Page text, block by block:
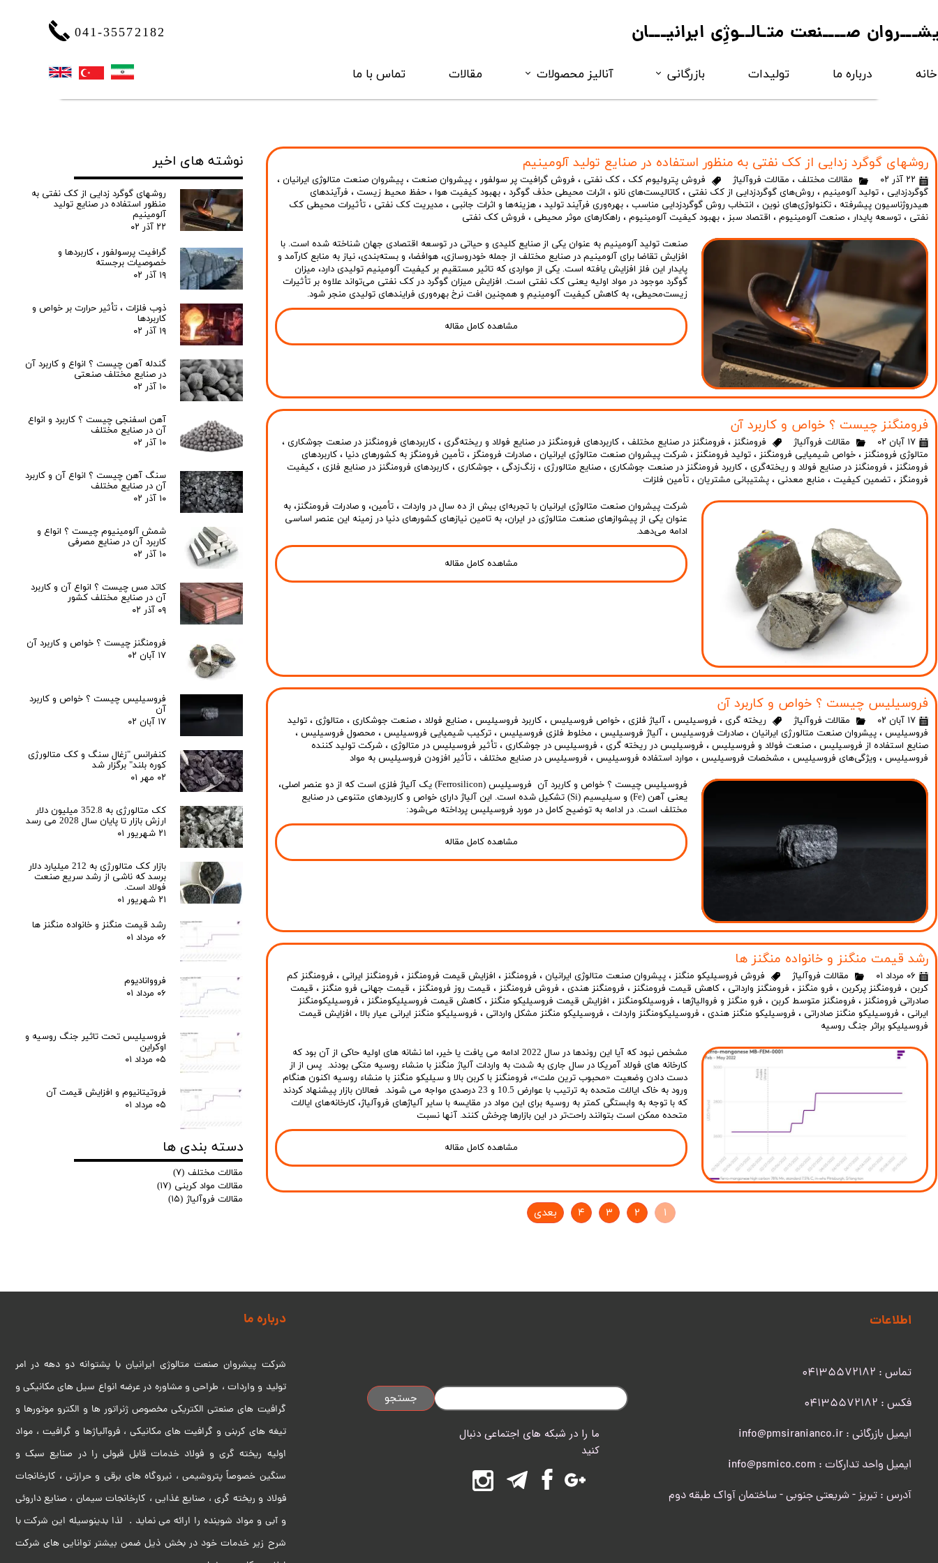
خانه درباره ما تولیدات
بازرگانی
مواد کربـــــــنی
آنالیز محصولات
فروآلیاژ
مواد کربنی
مقالات تماس با ما
صــــنعت متـالــوژِی ایرانیـــان 041-35572182
روشهای گوگرد زدایی از کک نفتی به منظور استفاده در صنایع تولید آلومینیم
۲۲ آذر ۰۲ مقالات مختلف ، مقالات فروآلیاژ فروش پترولیوم کک ،کک نفتی ، فروش گرافیت پر سولفور ،پیشروان صنعت ،پیشروان صنعت متالوژی ایرانیان ،
گوگردزدایی ،تولید آلومینیم ، روش‌های گوگردزدایی از کک نفتی ،کاتالیست‌های نانو ، اثرات محیطی حذف گوگرد ،بهبود کیفیت هوا ،حفظ محیط زیست ، فرآیندهای
هیدروژناسیون پیشرفته ،تکنولوژی‌های نوین ، انتخاب روش گوگردزدایی مناسب ،بهره‌وری فرآیند تولید ،هزینه‌ها و اثرات جانبی ، مدیریت کک نفتی ،تأثیرات محیطی کک
نفتی ،توسعه پایدار ،صنعت آلومینیوم ، اقتصاد سبز ،بهبود کیفیت آلومینیوم ، راهکارهای موثر محیطی ، فروش کک نفتی
صنعت تولید آلومینیم به عنوان یکی از صنایع کلیدی و حیاتی در توسعه اقتصادی جهان شناخته شده است. با
افزایش تقاضا برای آلومینیم در صنایع مختلف از جمله خودروسازی، هوافضا، و بسته‌بندی، نیاز به منابع کارآمد و
پایدار این فلز افزایش یافته است. یکی از مواردی که تاثیر مستقیم بر کیفیت آلومینیم تولیدی دارد، میزان
گوگرد موجود در مواد اولیه یعنی کک نفتی است. افزایش میزان گوگرد در کک نفتی می‌تواند علاوه بر تأثیرات
زیست‌محیطی، به کاهش کیفیت آلومینیم و همچنین افت نرخ بهره‌وری فرایندهای تولیدی منجر شود.
مشاهده کامل مقاله
فرومنگنز چیست ؟ خواص و کاربرد آن
۱۷ آبان ۰۲ مقالات فروآلیاژ فرومنگنز ، فرومنگنز در صنایع مختلف ،کاربردهای فرومنگنز در صنایع فولاد و ریخته‌گری ،کاربردهای فرومنگنز در صنعت جوشکاری ،
متالوژی فرومنگنز ،خواص شیمیایی فرومنگنز ،تولید فرومنگنز ،شرکت پیشروان صنعت متالوژی ایرانیان ،صادرات فرومنگز ،تأمین فرومنگز به کشورهای دنیا ،کاربردهای
فرومنگنز ، فرومنگنز در صنایع فولاد و ریخته‌گری ،کاربرد فرومنگنز در صنعت جوشکاری ،صنایع متالورژی ،زنگ‌زدگی ، جوشکاری ،کاربردهای فرومنگنز در صنایع فلزی ،کیفیت
فرومنگز ،تضمین کیفیت ، منابع معدنی ،پشتیبانی مشتریان ،تأمین فلزات
شرکت پیشروان صنعت متالوژی ایرانیان با تجربه‌ای بیش از ده سال در واردات ، تأمین، و صادرات فرومنگنز، به
عنوان یکی از پیشوازهای صنعت متالوژی در ایران، به تامین نیازهای کشورهای دنیا در زمینه این عنصر اساسی
ادامه می‌دهد.
مشاهده کامل مقاله
فروسیلیس چیست ؟ خواص و کاربرد آن
۱۷ آبان ۰۲ مقالات فروآلیاژ ریخته گری ، فروسیلیس ،آلیاژ فلزی ،خواص فروسیلیس ،کاربرد فروسیلیس ،صنایع فولاد ،صنعت جوشکاری ، متالوژی ،تولید
فروسیلیس ،پیشروان صنعت متالورژی ایرانیان ،صادرات فروسیلیس ،آلیاژ فروسیلیس ، مخلوط فلزی فروسیلیس ،ترکیب شیمیایی فروسیلیس ، محصول فروسیلیس ،
صنایع استفاده از فروسیلیس ،صنعت فولاد و فروسیلیس ، فروسیلیس در ریخته گری ، فروسیلیس در جوشکاری ،تأثیر فروسیلیس در متالوژی ،شرکت تولید کننده
فروسیلیس ، ویژگی‌های فروسیلیس ، مشخصات فروسیلیس ، موارد استفاده فروسیلیس ، فروسیلیس در صنایع مختلف ،تأثیر افزودن فروسیلیس به مواد
فروسیلیس چیست ؟ خواص و کاربرد آن فروسیلیس (Ferrosilicon) یک آلیاژ فلزی است که از دو عنصر اصلی،
یعنی آهن (Fe) و سیلیسیم (Si) تشکیل شده است. این آلیاژ دارای خواص و کاربردهای متنوعی در صنایع
مختلف است. در ادامه به توضیح کامل در مورد فروسیلیس پرداخته می‌شود:
مشاهده کامل مقاله
رشد قیمت منگنز و خانواده منگنز ها
۰۶ مرداد ۰۱ مقالات فروآلیاژ فروش فروسیلیکو منگنز ،پیشروان صنعت متالوژی ایرانیان ، فرومنگنز ، افزایش قیمت فرومنگنز ، فرومنگنز ایرانی ، فرومنگنز کم
کربن ، فرومنگنز پرکربن ، فرو منگنز ، فرومنگنز وارداتی ،کاهش قیمت فرومنگنز ، فرومنگنز هندی ، فروش فرومنگنز ، قیمت روز فرومنگنز ، قیمت جهانی فرو منگنز ، قیمت
صادراتی فرومنگنز ، فرومنگنز متوسط کربن ، فرو منگنز و فروالیاژها ، فروسیلکومنگنز ، افزایش قیمت فروسیلیکو منگنز ،کاهش قیمت فروسیلیکومنگنز ، فروسیلیکومنگنز
ایرانی ، فروسیلیکو منگنز صادراتی ، فروسیلیکو منگنز هندی ، فروسیلیکومنگنز واردات ، فروسیلیکو منگنز مشکل وارداتی ، فروسیلیکو منگنز ایرانی عیار بالا ، افزایش قیمت
فروسیلیکو براثر جنگ روسیه
مشخص نبود که آیا این روندها در سال 2022 ادامه می یافت یا خیر، اما نشانه های اولیه حاکی از آن بود که
کارخانه های فولاد آمریکا در سال جاری به شدت به واردات آلیاژ منگنز با منشاء روسیه متکی بودند. پس از از
دست دادن وضعیت «محبوب ترین ملت»، فرومنگنز با کربن بالا و سیلیکو منگنز با منشاء روسیه اکنون هنگام
ورود به خاک ایالات متحده به ترتیب با عوارض 10.5 و 23 درصدی مواجه می شوند. فعالان بازار پیشنهاد کردند
که با توجه به وابستگی کمتر به روسیه برای این مواد در مقایسه با سایر آلیاژهای فروآلیاژ، کارخانه‌های ایالات
متحده ممکن است بتوانند راحت‌تر در این بازارها چرخش کنند. آنها نسبت
مشاهده کامل مقاله
۱ ۲ ۳ ۴ بعدی
نوشته های اخیر
روشهای گوگرد زدایی از کک نفتی به
منظور استفاده در صنایع تولید
آلومینیم
۲۲ آذر ۰۲
گرافیت پرسولفور ، کاربردها و
خصوصیات برجسته
۱۹ آذر ۰۲
ذوب فلزات ، تأثیر حرارت بر خواص و
کاربردها
۱۹ آذر ۰۲
گندله آهن چیست ؟ انواع و کاربرد آن
در صنایع مختلف صنعتی
۱۰ آذر ۰۲
آهن اسفنجی چیست ؟ کاربرد و انواع
آن در صنایع مختلف
۱۰ آذر ۰۲
سنگ آهن چیست ؟ انواع آن و کاربرد
آن در صنایع مختلف
۱۰ آذر ۰۲
شمش آلومینیوم چیست ؟ انواع و
کاربرد آن در صنایع مصرفی
۱۰ آذر ۰۲
کاتد مس چیست ؟ انواع آن و کاربرد
آن در صنایع مختلف کشور
۰۹ آذر ۰۲
فرومنگنز چیست ؟ خواص و کاربرد آن
۱۷ آبان ۰۲
فروسیلیس چیست ؟ خواص و کاربرد
آن
۱۷ آبان ۰۲
کنفرانس "زغال سنگ و کک متالورژی
کوره بلند" برگزار شد
۰۲ مهر ۰۱
کک متالورژی به 352.8 میلیون دلار
ارزش بازار تا پایان سال 2028 می رسد
۲۱ شهریور ۰۱
بازار کک متالورژی به 212 میلیارد دلار
برسد که ناشی از رشد سریع صنعت
فولاد است.
۲۱ شهریور ۰۱
رشد قیمت منگنز و خانواده منگنز ها
۰۶ مرداد ۰۱
فرووانادیوم
۰۶ مرداد ۰۱
فروسیلیس تحت تاثیر جنگ روسیه و
اوکراین
۰۵ مرداد ۰۱
فروتیتانیوم و افزایش قیمت آن
۰۵ مرداد ۰۱
دسته بندی ها
مقالات مختلف (۷)
مقالات مواد کربنی (۱۷)
مقالات فروآلیاژ (۱۵)
درباره ما
شرکت پیشروان صنعت متالوژی ایرانیان با پشتوانه دو دهه در امر
تولید و واردات ، طراحی و مشاوره در عرضه انواع سیل های مکانیکی و
گرافیت های صنعتی الکتریکی مخصوص ژنراتور ها و الکترو موتورها و
تیغه های کربنی و گرافیت های مکانیکی ، فروآلیاژها و گرافیت ، مواد
اولیه ریخته گری و فولاد خدمات قابل قبولی را در صنایع سبک و
سنگین خصوصاً پتروشیمی ، نیروگاه های برقی و حرارتی ، کارخانجات
فولاد و ریخته گری ، صنایع غذایی ، کارخانجات سیمان ، صنایع داروئی
و آبی و مواد شوینده را ارائه می نماید . لذا بدینوسیله این شرکت با
شرح زیر خدمات خود در بخش ذیل ضمن بیشتر توانایی های شرکت
جستجو
اطلاعات
تماس : 04135572182
​​​​​​​فکس : 04135572182
ایمیل بازرگانی : info@pmsiranianco.ir
ایمیل واحد تدارکات : info@psmico.com
آدرس : تبریز - شریعتی جنوبی - ساختمان آواک طبقه دوم
ما را در شبکه های اجتماعی دنبال
کنید